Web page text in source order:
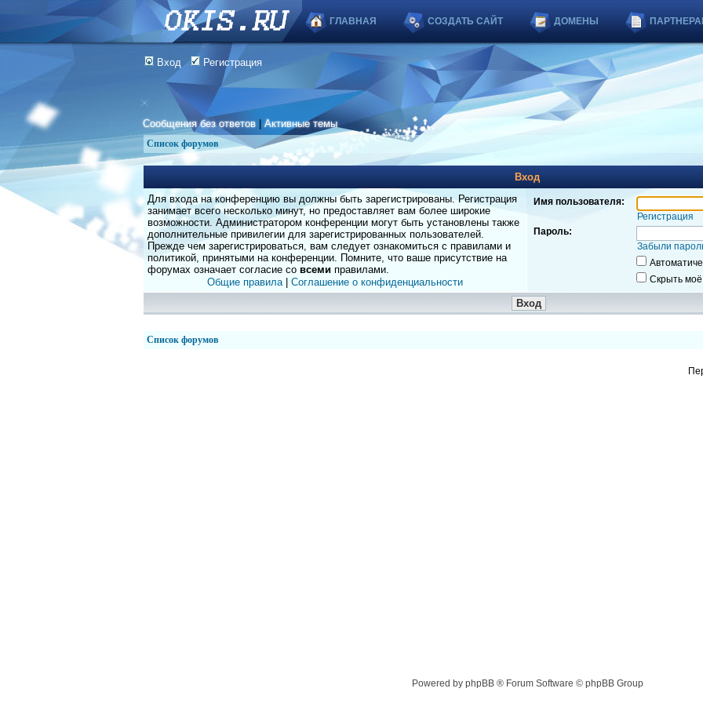
ГЛАВНАЯ СОЗДАТЬ САЙТ ДОМЕНЫ
Вход Регистрация
Сообщения без ответов |Активные темы
Список форумов
Вход
Для входа на конференцию вы должны быть зарегистрированы. Регистрация
занимает всего несколько минут, но предоставляет вам более широкие
возможности. Администратором конференции могут быть установлены также
дополнительные привилегии для зарегистрированных пользователей.
Прежде чем зарегистрироваться, вам следует ознакомиться с правилами и
политикой, принятыми на конференции. Помните, что ваше присутствие на
форумах означает согласие со всеми правилами.
Общие правила| Соглашение о конфиденциальности
Имя пользователя:
Регистрация
Пароль:
Забыли
Скрыть
Список форумов
Powered by phpBB ® Forum Software © phpBB Group